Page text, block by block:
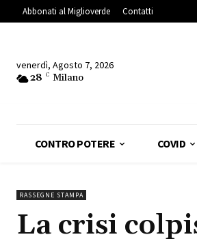
Abbonati al Miglioverde Contatti
venerdì, Agosto 7, 2026
28 C Milano
CONTRO POTERE COVID
RASSEGNE STAMPA
La crisi